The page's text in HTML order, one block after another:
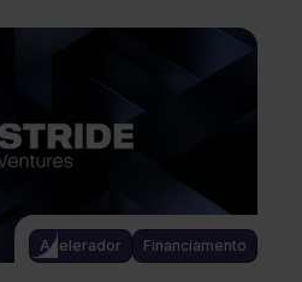
Acelerador Financiamento